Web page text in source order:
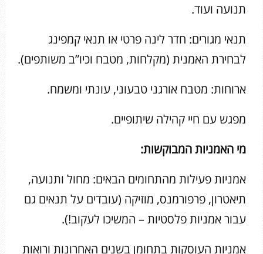
תנועה ועוד.
תנאי מגורים: חדר לינה פרטי או תנאי קמפינג
לבחירת האמנית (מקלחות, מטבח וכיו”ב משותפים).
ארוחות: מטבח אורגני טבעוני, עונתי ומשמח.
מפגש עם חיי קהילה שיתופיים.
מי האמניות המבוקשות:
אמניות פעילות מהתחומים הבאים: מחול ותנועה,
תיאטרון, פרפורמנס, מוזיקה (עובדים על תנאים גם
עבור אמניות פלסטיות – המשיכו לעקוב!).
אמניות העוסקות בתחומן בשנים האחרונות ורואות